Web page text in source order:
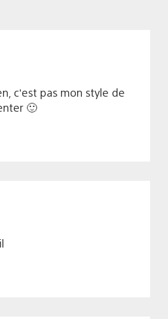
c’est pas mon style de
🙂